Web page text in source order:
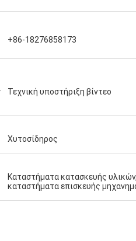
+86-18276858173
Τεχνική υποστήριξη βίντεο
Χυτοσίδηρος
Καταστήματα κατασκευής υλικών,
καταστήματα επισκευής